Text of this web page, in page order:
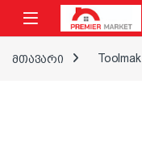
ნავიგაციაზე გადასვლა
შინაარსზე გადასვლა
მთავარი Toolmak